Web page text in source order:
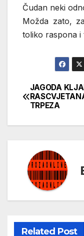
Čudan neki
Možda zato,
toliko raspona i
чланка
JAGODA
TRPEZA
Related Post